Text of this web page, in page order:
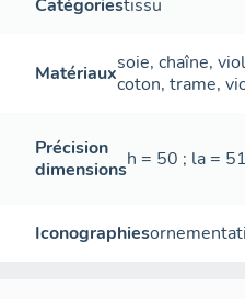
Catégoriestissu
Matériauxsoie, chaîne,
coton, trame,
Précision
dimensionsh = 50 ; la =
Iconographies